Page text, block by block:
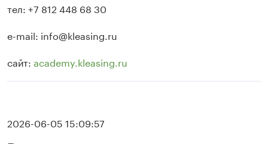
тел: +7 812 448 68 30
e-mail: info@kleasing.ru
сайт: academy.kleasing.ru
2026-06-05 15:09:57